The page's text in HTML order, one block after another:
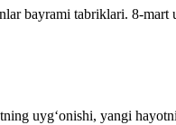
bayrami tabriklari. 8-
uyg‘onishi, yangi